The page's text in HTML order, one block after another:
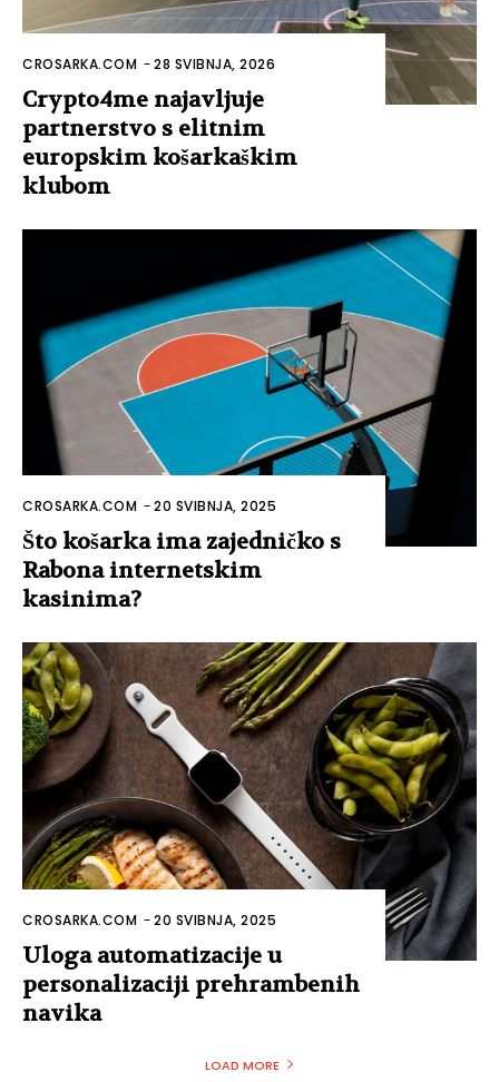
CROSARKA.COM -28 SVIBNJA, 2026
Crypto4me najavljuje
partnerstvo s elitnim
europskim košarkaškim
klubom
CROSARKA.COM -20 SVIBNJA, 2025
Što košarka ima zajedničko s
Rabona internetskim
kasinima?
CROSARKA.COM -20 SVIBNJA, 2025
Uloga automatizacije u
personalizaciji prehrambenih
navika
LOAD MORE